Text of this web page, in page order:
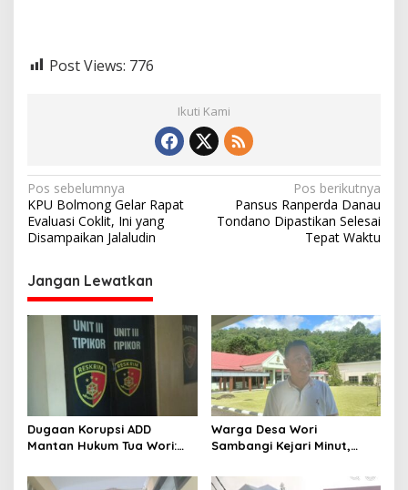
Post Views: 776
Ikuti Kami
N
a
v
i
g
a
o
s
Pos sebelumnya
KPU Bolmong Gelar Rapat
Evaluasi Coklit, Ini yang
Disampaikan Jalaludin
Pos berikutnya
Pansus Ranperda Danau
Tondano Dipastikan Selesai
Tepat Waktu
Jangan Lewatkan
Dugaan Korupsi ADD
Mantan Hukum Tua Wori:
Hasil Audit Inspektorat
Warga Desa Wori
Sambangi Kejari Minut,
Laporan Dugaan Korupsi